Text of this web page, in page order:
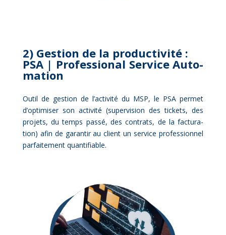
2) Ges­tion de la pro­duc­ti­vi­té :
PSA | Pro­fes­sio­nal Ser­vice Au­to­
ma­tion
Ou­til de ges­tion de l’activité du MSP, le PSA per­met
d’optimiser son ac­ti­vi­té (su­per­vi­sion des ti­ckets, des
pro­jets, du temps pas­sé, des contrats, de la fac­tu­ra­
tion) afin de ga­ran­tir au client un ser­vice pro­fes­sion­nel
par­fai­te­ment quan­ti­fiable.